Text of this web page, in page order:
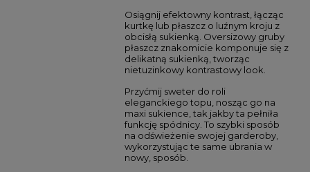
Osiągnij efektowny kontrast, łącząc
kurtkę lub płaszcz o luźnym kroju z
obcisłą sukienką. Oversizowy gruby
płaszcz znakomicie komponuje się z
delikatną sukienką, tworząc
nietuzinkowy kontrastowy look.
Przyćmij sweter do roli
eleganckiego topu, nosząc go na
maxi sukience, tak jakby ta pełniła
funkcję spódnicy. To szybki sposób
na odświeżenie swojej garderoby,
wykorzystując te same ubrania w
nowy, sposób.